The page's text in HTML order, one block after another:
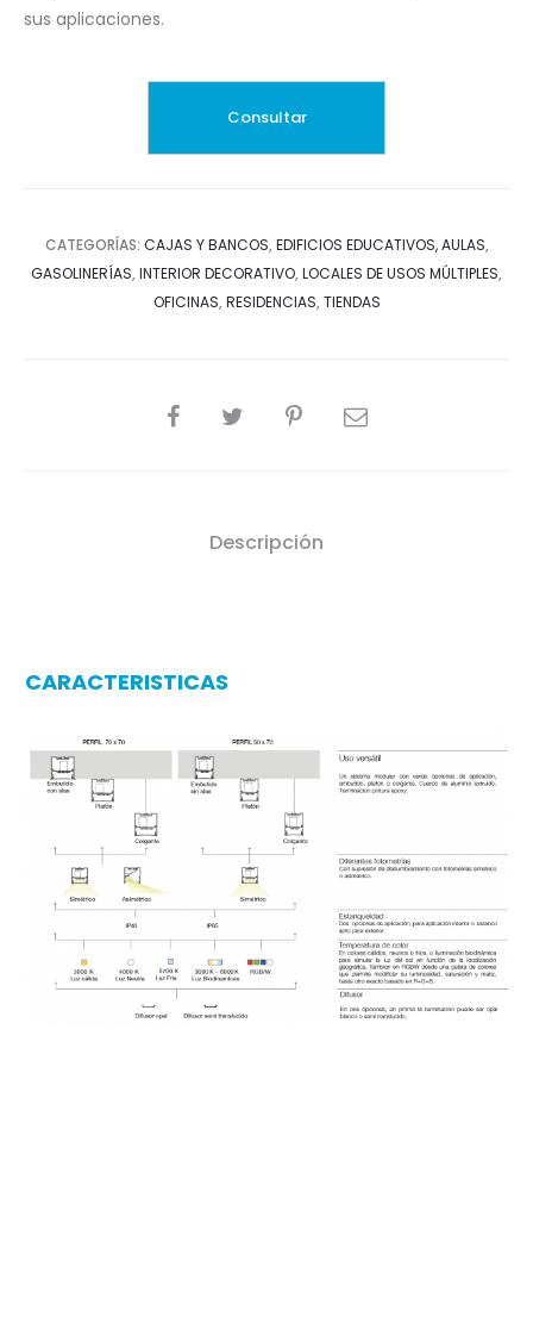
sus aplicaciones.
CATEGORÍAS: CAJAS Y BANCOS, EDIFICIOS EDUCATIVOS, AULAS,
GASOLINERÍAS, INTERIOR DECORATIVO, LOCALES DE USOS MÚLTIPLES,
OFICINAS, RESIDENCIAS, TIENDAS
SHARE
Descripción
CARACTERISTICAS